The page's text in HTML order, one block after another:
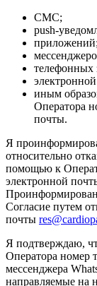
СМС;
push-
приложений;
телефонных
иным
Оператора
почты.
Я
относительно
помощью к
электронной
Проинформирован
Согласие путем
почты
Я подтверждаю,
Оператора номер
мессенджера
направляемые на